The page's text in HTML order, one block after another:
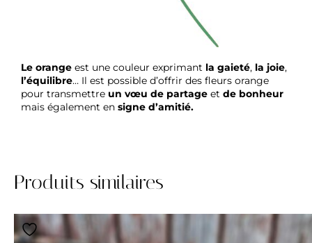
Le orange est une couleur exprimant la gaieté, la joie,
l’équilibre… Il est possible d’offrir des fleurs orange
pour transmettre un vœu de partage et de bonheur
mais également en signe d’amitié.
Produits similaires